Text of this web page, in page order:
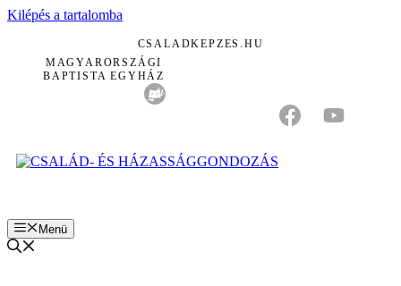
Kilépés a tartalomba
CSALADKEPZES.HU
MAGYARORSZÁGI
BAPTISTA EGYHÁZ
Menü